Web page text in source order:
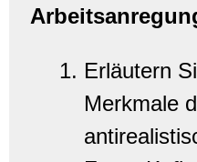
Erläutern
Merkmale